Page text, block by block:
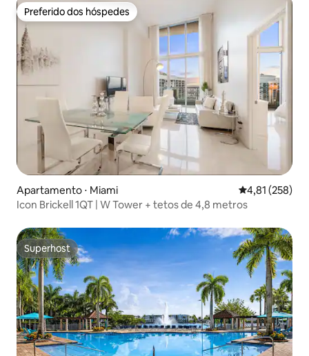
Preferido dos hóspedes
Preferido dos hóspedes
Apartamento ⋅ Miami 4,81 de uma
4,81 (258)
Icon Brickell 1QT | W Tower + tetos de 4,8 metros
Superhost
Superhost